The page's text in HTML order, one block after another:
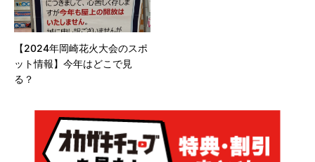
【2024年岡崎花火大会のスポ
ット情報】今年はどこで見
る？